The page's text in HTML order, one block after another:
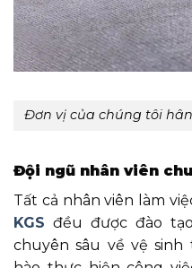
Đơn vị của chúng tôihân
Đội ngũ nhân viên
Tất cả nhân viên làm
KGS đều được đào
chuyên sâu về vệ